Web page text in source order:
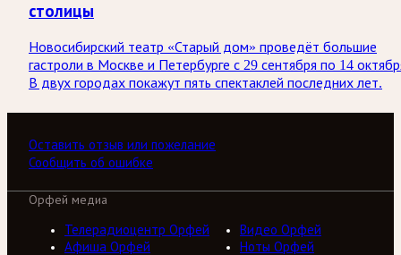
столицы
Новосибирский театр «Старый дом» проведёт большие
гастроли в Москве и Петербурге с 29 сентября по 14
В двух городах покажут пять спектаклей последних лет.
Оставить отзыв или пожелание
Сообщить об ошибке
Орфей медиа
Телерадиоцентр Орфей
Видео Орфей
Афиша Орфей
Ноты Орфей